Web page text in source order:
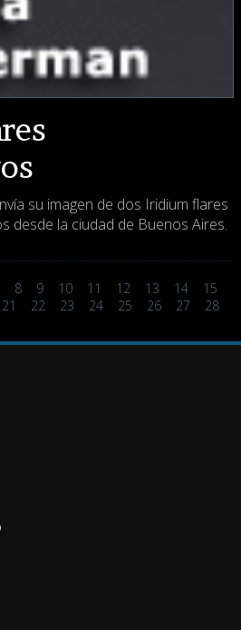
su imagen de dos Iridium flares
desde la ciudad de Buenos Aires.
8 9 10 11 12 13 14
15
21 22 23 24 25 26 27 28